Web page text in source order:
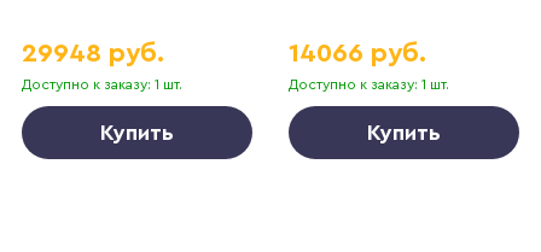
Доступно к заказу: 1 шт.
29948 руб.
Купить
Доступно к заказу: 1 шт.
14066 руб.
Купить